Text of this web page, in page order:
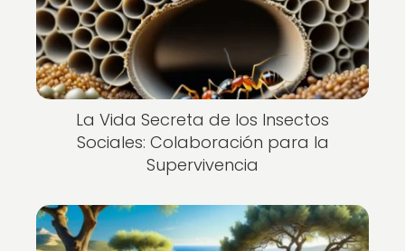
La Vida Secreta de los Insectos
Sociales: Colaboración para la
Supervivencia